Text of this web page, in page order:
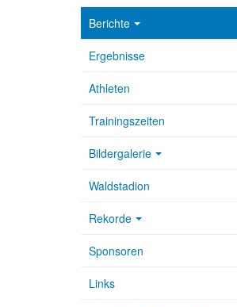
Berichte
Ergebnisse
Athleten
Trainingszeiten
Bildergalerie
Waldstadion
Rekorde
Sponsoren
Links